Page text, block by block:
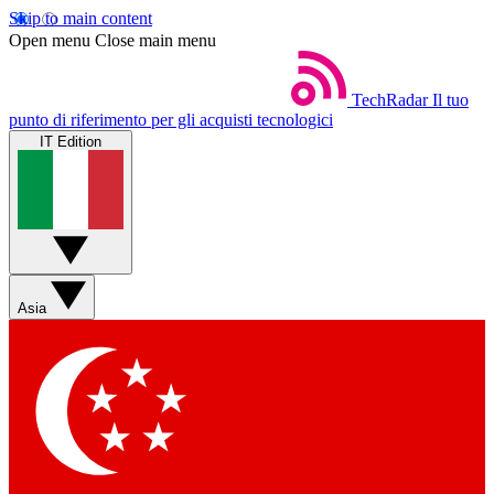
Skip to main content
Open menu Close main menu
TechRadar Il tuo
punto di riferimento per gli acquisti tecnologici
IT Edition
Asia